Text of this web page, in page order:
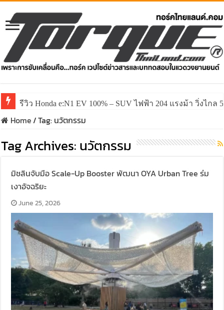
รีวิว Honda e:N1 EV 100% – SUV ไฟฟ้า 204 แรงม้า วิ่งไกล
Home/Tag: นวัตกรรม
Tag Archives: นวัตกรรม
มิชลินจับมือ Scale-Up Booster พัฒนา OYA Urban Tree ร่ม
เงาอัจฉริยะ
June 25, 2026